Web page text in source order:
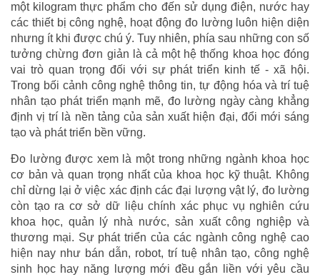
một kilogram thực phẩm cho đến sử dụng điện, nước hay
các thiết bị công nghệ, hoạt động đo lường luôn hiện diện
nhưng ít khi được chú ý. Tuy nhiên, phía sau những con số
tưởng chừng đơn giản là cả một hệ thống khoa học đóng
vai trò quan trọng đối với sự phát triển kinh tế - xã hội.
Trong bối cảnh công nghệ thông tin, tự động hóa và trí tuệ
nhân tạo phát triển mạnh mẽ, đo lường ngày càng khẳng
định vị trí là nền tảng của sản xuất hiện đại, đổi mới sáng
tạo và phát triển bền vững.
Đo lường được xem là một trong những ngành khoa học
cơ bản và quan trọng nhất của khoa học kỹ thuật. Không
chỉ dừng lại ở việc xác định các đại lượng vật lý, đo lường
còn tạo ra cơ sở dữ liệu chính xác phục vụ nghiên cứu
khoa học, quản lý nhà nước, sản xuất công nghiệp và
thương mại. Sự phát triển của các ngành công nghệ cao
hiện nay như bán dẫn, robot, trí tuệ nhân tạo, công nghệ
sinh học hay năng lượng mới đều gắn liền với yêu cầu